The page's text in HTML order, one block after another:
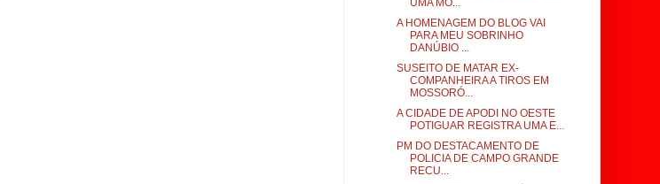
UMA MO...
A HOMENAGEM DO BLOG VAI
PARA MEU SOBRINHO
DANÚBIO ...
SUSEITO DE MATAR EX-
COMPANHEIRA A TIROS EM
MOSSORÓ...
A CIDADE DE APODI NO OESTE
POTIGUAR REGISTRA UMA E...
PM DO DESTACAMENTO DE
POLICIA DE CAMPO GRANDE
RECU...